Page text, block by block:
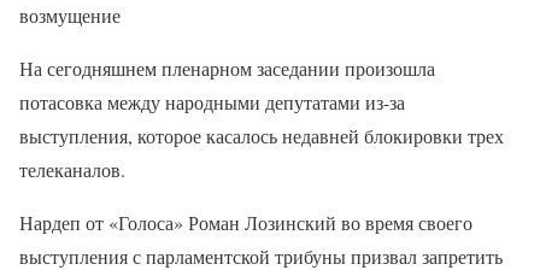
возмущение
На сегодняшнем пленарном заседании произошла
потасовка между народными депутатами из-за
выступления, которое касалось недавней блокировки трех
телеканалов.
Нардеп от «Голоса» Роман Лозинский во время своего
выступления с парламентской трибуны призвал запретить